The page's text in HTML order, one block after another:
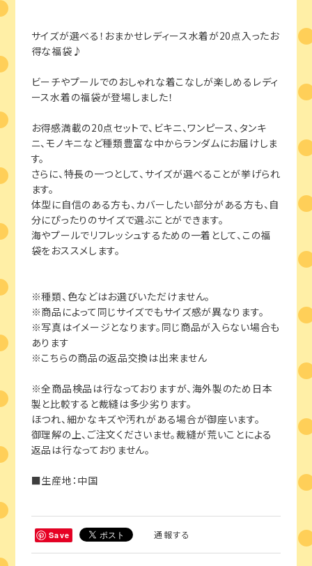
サイズが選べる！おまかせレディース水着が20点入ったお
得な福袋♪
ビーチやプールでのおしゃれな着こなしが楽しめるレディ
ース水着の福袋が登場しました！
お得感満載の20点セットで、ビキニ、ワンピース、タンキ
ニ、モノキニなど種類豊富な中からランダムにお届けしま
す。
さらに、特長の一つとして、サイズが選べることが挙げられ
ます。
体型に自信のある方も、カバーしたい部分がある方も、自
分にぴったりのサイズで選ぶことができます。
海やプールでリフレッシュするための一着として、この福
袋をおススメします。
※種類、色などはお選びいただけません。
※商品によって同じサイズでもサイズ感が異なります。
※写真はイメージとなります。同じ商品が入らない場合も
あります
※こちらの商品の返品交換は出来ません
※全商品検品は行なっておりますが、海外製のため日本
製と比較すると裁縫は多少劣ります。
ほつれ、細かなキズや汚れがある場合が御座います。
御理解の上、ご注文くださいませ。裁縫が荒いことによる
返品は行なっておりません。
■生産地：中国
Save 通報する